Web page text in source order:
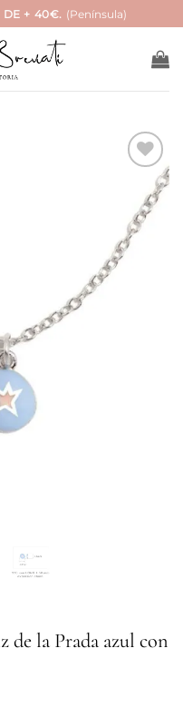
DE + 40€. (Península)
Añadir
a la
lista
de
deseos
de la Prada azul con